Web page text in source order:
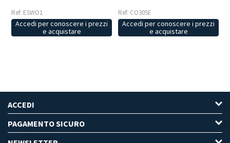
Ref: ESWO1
Accedi per conoscere i prezzi
e acquistare
Ref: CO305E
Accedi per conoscere i prezzi
e acquistare
ACCEDI
PAGAMENTO SICURO